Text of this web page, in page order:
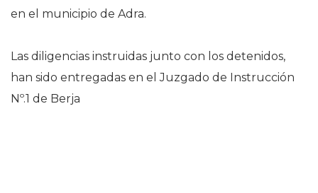
en el municipio de Adra.
Las diligencias instruidas junto con los detenidos,
han sido entregadas en el Juzgado de Instrucción
Nº.1 de Berja